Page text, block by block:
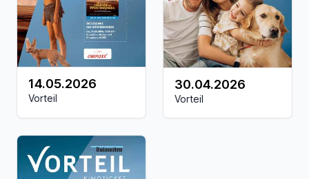
14.05.2026
Vorteil
30.04.2026
Vorteil